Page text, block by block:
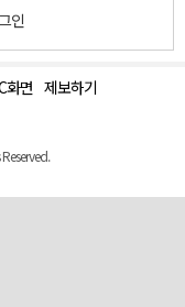
인
화면 제보하기